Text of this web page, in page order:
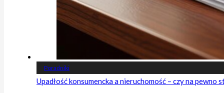
Poradniki
Upadłość konsumencka a nieruchomość – czy na pewno